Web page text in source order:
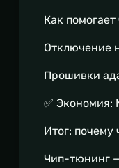
Как
Отключение
Прошивки
✅ Экономия:
Итог:
Чип-тюнинг —